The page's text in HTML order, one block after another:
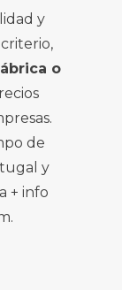
y
o
de
y
+ info